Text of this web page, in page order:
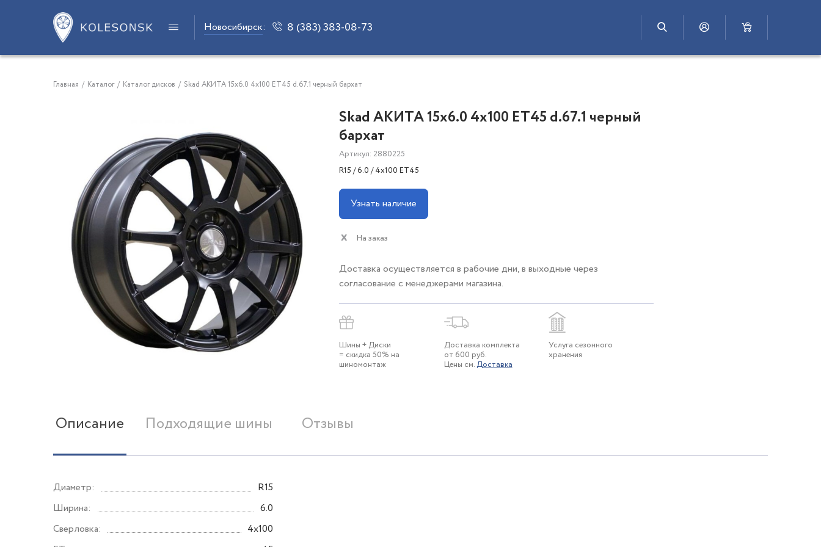
Новосибирск: 8 (383) 383-08-73
Главная / Каталог / Каталог дисков / Skad АКИТА 15x6.0 4x100 ET45 d.67.1 черный барxат
Skad АКИТА 15x6.0 4x100 ET45 d.67.1 черный
барxат
Артикул: 2880225
R15 / 6.0 / 4x100 ET45
Узнать наличие
На заказ
Доставка осуществляется в рабочие дни, в выходные через
согласование с менеджерами магазина.
Шины + Диски
= скидка 50% на
шиномонтаж
Доставка комплекта
от 600 руб.
Цены см.Доставка
Услуга сезонного
хранения
Описание Подходящие шины Отзывы
Диаметр:
R15
Ширина:
6.0
Сверловка:
4x100